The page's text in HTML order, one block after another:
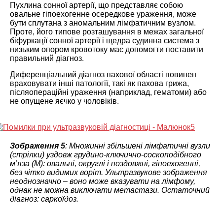
Пухлина сонної артерії, що представляє собою
овальне гіпоехогенне осередкове ураження, може
бути сплутана з аномальним лімфатичним вузлом.
Проте, його типове розташування в межах загальної
біфуркації сонної артерії і щедра судинна система з
низьким опором кровотоку має допомогти поставити
правильний діагноз.
Диференціальний діагноз пахової області повинен
враховувати інші патології, такі як пахова грижа,
післяопераційні ураження (наприклад, гематоми) або
не опущене яєчко у чоловіків.
Зображення 5: Множинні збільшені лімфатичні вузли
(стрілки) уздовж грудино-ключично-соскоподібного
м’яза (М): овальні, округлі і поздовжні, гіпоехогенні,
без чітко видимих воріт. Ультразвукове зображення
неоднозначно – воно може вказувати на лімфому,
однак не можна виключати метастази. Остаточний
діагноз: саркоїдоз.